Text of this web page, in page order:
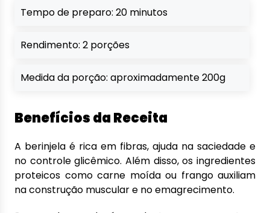
Tempo de preparo: 20 minutos
Rendimento: 2 porções
Medida da porção: aproximadamente 200g
Benefícios da Receita
A berinjela é rica em fibras, ajuda na saciedade e
no controle glicêmico. Além disso, os ingredientes
proteicos como carne moída ou frango auxiliam
na construção muscular e no emagrecimento.